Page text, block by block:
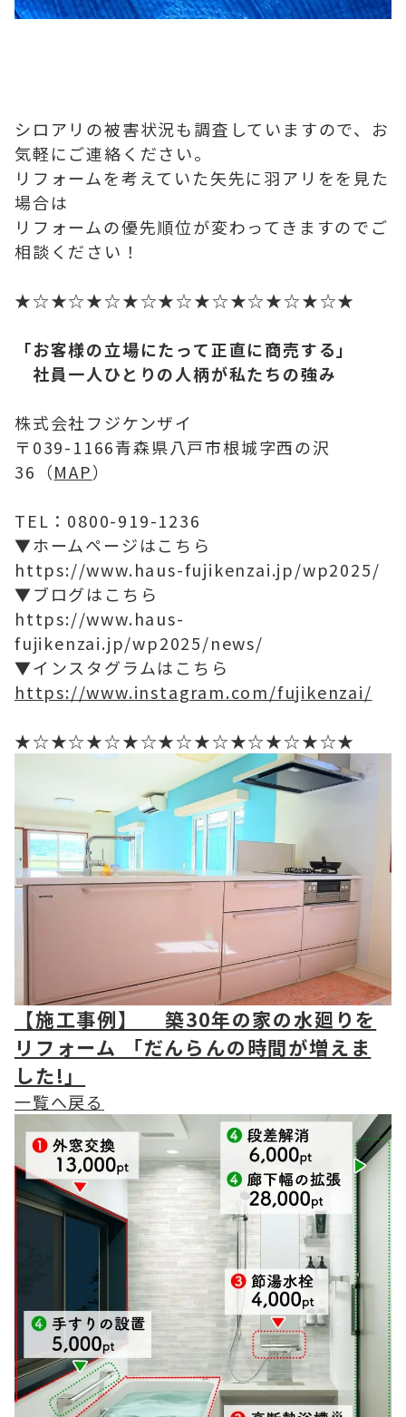
シロアリの被害状況も調査していますので、お
気軽にご連絡ください。
リフォームを考えていた矢先に羽アリをを見た
場合は
リフォームの優先順位が変わってきますのでご
相談ください！
★☆★☆★☆★☆★☆★☆★☆★☆★☆★
「お客様の立場にたって正直に商売する」
社員一人ひとりの人柄が私たちの強み
株式会社フジケンザイ
〒039-1166青森県八戸市根城字西の沢
36（MAP）
TEL：0800-919-1236
▼ホームページはこちら
https://www.haus-fujikenzai.jp/wp2025/
▼ブログはこちら
https://www.haus-
fujikenzai.jp/wp2025/news/
▼インスタグラムはこちら
https://www.instagram.com/fujikenzai/
★☆★☆★☆★☆★☆★☆★☆★☆★☆★
【施工事例】 築30年の家の水廻りを
リフォーム 「だんらんの時間が増えま
した!」
一覧へ戻る